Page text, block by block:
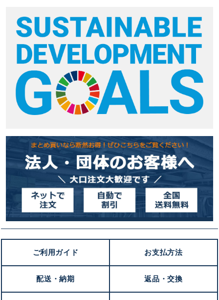
ご利用ガイド お支払方法
配送・納期 返品・交換